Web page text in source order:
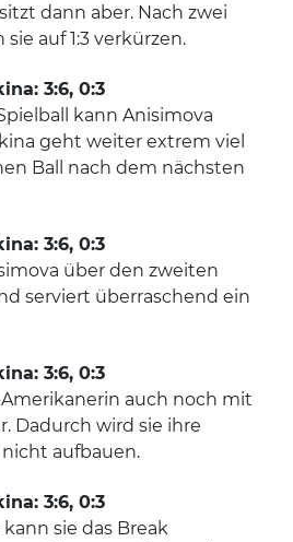
dann aber. Nach zwei
auf 1:3 verkürzen.
3:6, 0:3
kann Anisimova
geht weiter extrem viel
Ball nach dem nächsten
3:6, 0:3
über den zweiten
serviert überraschend ein
3:6, 0:3
auch noch mit
Dadurch wird sie ihre
aufbauen.
3:6, 0:3
sie das Break